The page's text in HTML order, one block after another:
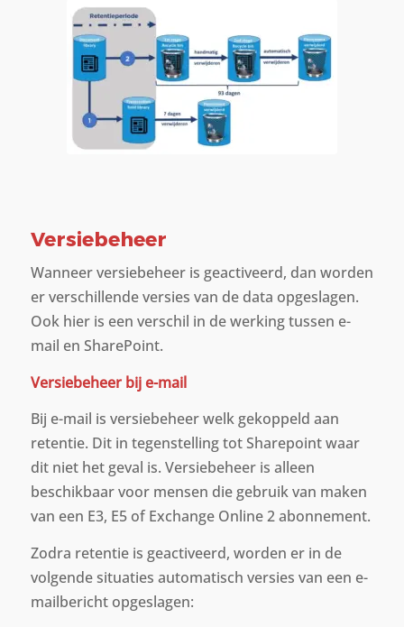
Versiebeheer
Wanneer versiebeheer is geactiveerd, dan worden
er verschillende versies van de data opgeslagen.
Ook hier is een verschil in de werking tussen e-
mail en SharePoint.
Versiebeheer bij e-mail
Bij e-mail is versiebeheer welk gekoppeld aan
retentie. Dit in tegenstelling tot Sharepoint waar
dit niet het geval is. Versiebeheer is alleen
beschikbaar voor mensen die gebruik van maken
van een E3, E5 of Exchange Online 2 abonnement.
Zodra retentie is geactiveerd, worden er in de
volgende situaties automatisch versies van een e-
mailbericht opgeslagen: